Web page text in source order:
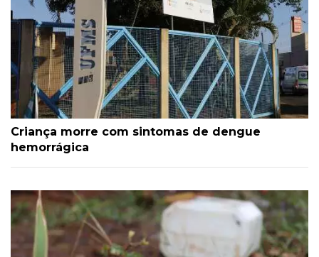
Criança morre com sintomas de dengue
hemorrágica